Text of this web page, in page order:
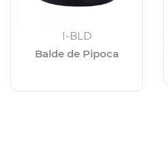
I-BLD
Balde de Pipoca